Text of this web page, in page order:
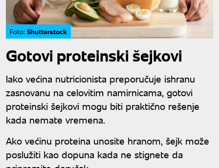
Foto: Shutterstock
Gotovi proteinski šejkovi
Iako većina nutricionista preporučuje ishranu
zasnovanu na celovitim namirnicama, gotovi
proteinski šejkovi mogu biti praktično rešenje
kada nemate vremena.
Ako većinu proteina unosite hranom, šejk može
poslužiti kao dopuna kada ne stignete da